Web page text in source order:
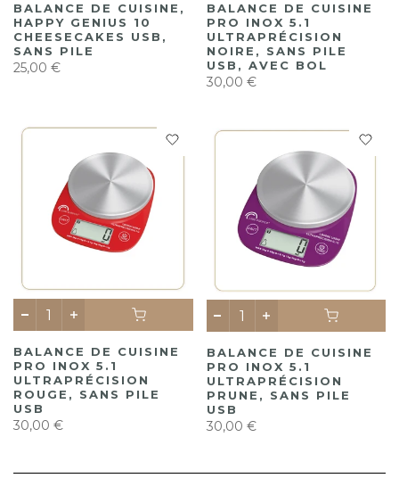
BALANCE DE CUISINE,
HAPPY GENIUS 10
CHEESECAKES USB,
SANS PILE
25,00 €
BALANCE DE CUISINE
PRO INOX 5.1
ULTRAPRÉCISION
NOIRE, SANS PILE
USB, AVEC BOL
30,00 €
BALANCE DE CUISINE
PRO INOX 5.1
ULTRAPRÉCISION
ROUGE, SANS PILE
USB
30,00 €
BALANCE DE CUISINE
PRO INOX 5.1
ULTRAPRÉCISION
PRUNE, SANS PILE
USB
30,00 €